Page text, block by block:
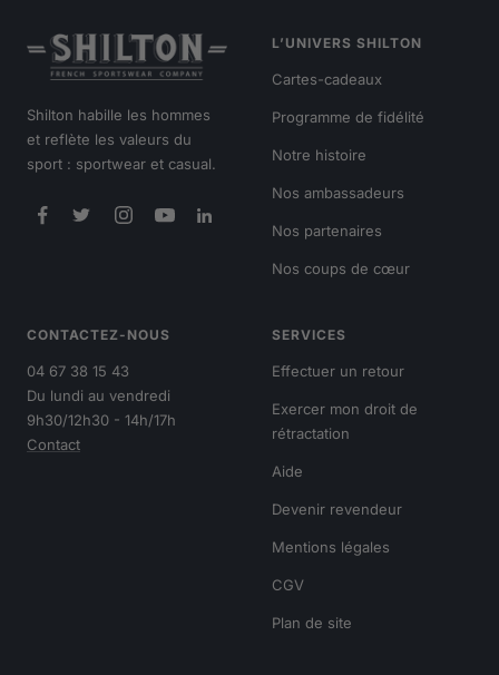
Shilton habille les hommes
et reflète les valeurs du
sport : sportwear et casual.
L’UNIVERS SHILTON
Cartes-cadeaux
Programme de fidélité
Notre histoire
Nos ambassadeurs
Nos partenaires
Nos coups de cœur
CONTACTEZ-NOUS
04 67 38 15 43
Du lundi au vendredi
9h30/12h30 - 14h/17h
Contact
SERVICES
Effectuer un retour
Exercer mon droit de
rétractation
Aide
Devenir revendeur
Mentions légales
CGV
Plan de site